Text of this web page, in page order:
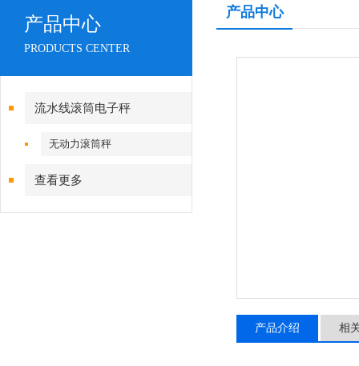
产品中心
PRODUCTS CENTER
流水线滚筒电子秤
无动力滚筒秤
查看更多
产品中心
产品介绍 相